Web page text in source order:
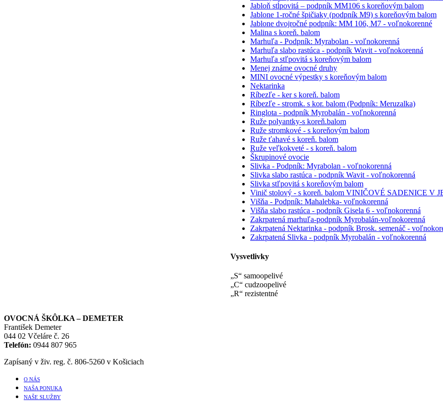
Jabloň stĺpovitá – podpník MM106 s koreňovým balom
Jablone 1-ročné špičiaky (podpník M9) s koreňovým balom
Jablone dvojročné podpník: MM 106, M7 - voľnokorenné
Malina s koreň. balom
Marhuľa - Podpník: Myrabolan - voľnokorenná
Marhuľa slabo rastúca - podpník Wavit - voľnokorenná
Marhuľa stľpovitá s koreňovým balom
Menej známe ovocné druhy
MINI ovocné výpestky s koreňovým balom
Nektarinka
Ríbezľe - ker s koreň. balom
Ríbezľe - stromk. s kor. balom (Podpník: Meruzalka)
Ringlota - podpník Myrobalán - voľnokorenná
Ruže polyantky-s koreň.balom
Ruže stromkové - s koreňovým balom
Ruže ťahavé s koreň. balom
Ruže veľkokveté - s koreň. balom
Škrupinové ovocie
Slivka - Podpník: Myrabolan - voľnokorenná
Slivka slabo rastúca - podpník Wavit - voľnokorenná
Slivka stľpovitá s koreňovým balom
Vinič stolový - s koreň. balom VINIČOVÉ SADENICE V
Višňa - Podpník: Mahalebka- voľnokorenná
Višňa slabo rastúca - podpník Gisela 6 - voľnokorenná
Zakrpatená marhuľa-podpník Myrobalán-voľnokorenná
Zakrpatená Nektarinka - podpník Brosk. semenáč -
Zakrpatená Slivka - podpník Myrobalán - voľnokorenná
Vysvetlivky
„S“ samoopelivé
„C“ cudzoopelivé
„R“ rezistentné
OVOCNÁ ŠKÔLKA – DEMETER
František Demeter
044 02 Včeláre č. 26
Telefón: 0944 807 965
Zapísaný v živ. reg. č. 806-5260 v Košiciach
O NÁS
NAŠA PONUKA
NAŠE SLUŽBY